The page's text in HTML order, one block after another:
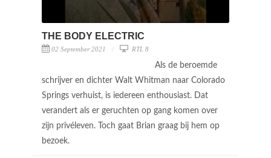
THE BODY ELECTRIC
02 September 2021 RTL 8
Als de beroemde
schrijver en dichter Walt Whitman naar Colorado
Springs verhuist, is iedereen enthousiast. Dat
verandert als er geruchten op gang komen over
zijn privéleven. Toch gaat Brian graag bij hem op
bezoek.